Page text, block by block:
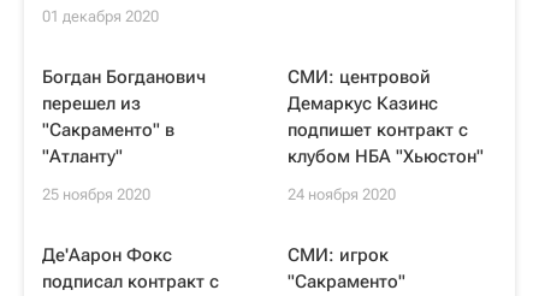
01 декабря 2020
Богдан Богданович
перешел из
"Сакраменто" в
"Атланту"
25 ноября 2020
СМИ: центровой
Демаркус Казинс
подпишет контракт с
клубом НБА "Хьюстон"
24 ноября 2020
Де'Аарон Фокс
подписал контракт с
СМИ: игрок
"Сакраменто"